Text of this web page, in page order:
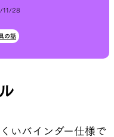
11/28
の話
いバインダー仕様で